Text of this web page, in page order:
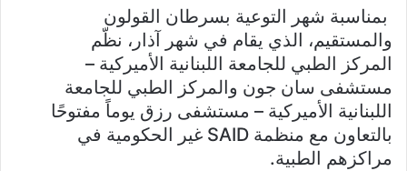
بمناسبة شهر التوعية بسرطان القولون
والمستقيم، الذي يقام في شهر آذار، نظّم
المركز الطبي للجامعة اللبنانية الأميركية –
مستشفى سان جون والمركز الطبي للجامعة
اللبنانية الأميركية – مستشفى رزق يوماً مفتوحًا
بالتعاون مع منظمة SAID غير الحكومية في
مراكزهم الطبية.